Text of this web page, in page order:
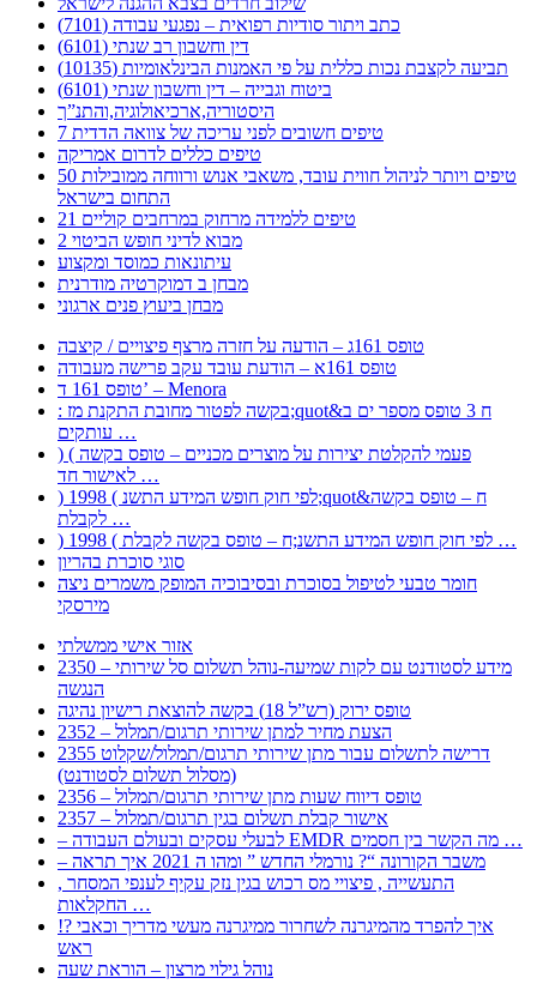
כתב ויתור סודיות רפואית – נפגעי עבודה (7101)
דין וחשבון רב שנתי (6101)
תביעה לקצבת נכות כללית על פי האמנות הבינלאומיות (10135)
ביטוח וגבייה – דין וחשבון שנתי (6101)
היסטוריה,ארכיאולוגיה,והתנ”ך
7 טיפים חשובים לפני עריכה של צוואה הדדית
טיפים כללים לדרום אמריקה
50 טיפים ויותר לניהול חווית עובד, משאבי אנוש ורווחה ממובילות
התחום בישראל
21 טיפים ללמידה מרחוק במרחבים קוליים
מבוא לדיני חופש הביטוי 2
עיתונאות כמוסד ומקצוע
מבחן ב דמוקרטיה מודרנית
מבחן ביעוץ פנים ארגוני
טופס 161ג – הודעה על חזרה מרצף פיצויים / קיצבה
טופס 161א – הודעת עובד עקב פרישה מעבודה
טופס 161 ד’ – Menora
: בקשה לפטור מחובת התקנת מז;quot&ח 3 טופס מספר ים ב
עותקים …
) ( פעמי להקלטת יצירות על מוצרים מכניים – טופס בקשה
לאישור חד …
) 1998 ( לפי חוק חופש המידע התשנ;quot&ח – טופס בקשה
לקבלת …
) 1998 ( לפי חוק חופש המידע התשנ;ח – טופס בקשה לקבלת …
סוגי סוכרת בהריון
חומר טבעי לטיפול בסוכרת ובסיבוכיה המופק משמרים ניצה
מירסקי
אזור אישי ממשלתי
2350 – מידע לסטודנט עם לקות שמיעה-נוהל תשלום סל שירותי
הנגשה
טופס ירוק (רש”ל 18) בקשה להוצאת רישיון נהיגה
2352 – הצעת מחיר למתן שירותי תרגום/תמלול
2355 דרישה לתשלום עבור מתן שירותי תרגום/תמלול/שקלוט
(מסלול תשלום לסטודנט)
2356 – טופס דיווח שעות מתן שירותי תרגום/תמלול
2357 – אישור קבלת תשלום בגין תרגום/תמלול
– לבעלי עסקים ובעולם העבודה EMDR מה הקשר בין חסמים …
– משבר הקורונה “? נורמלי החדש ” ומהו ה 2021 איך תראה
, התעשייה , פיצויי מס רכוש בגין נזק עקיף לענפי המסחר
החקלאות …
!? איך להפרד מהמיגרנה לשחרור ממיגרנה מעשי מדריך וכאבי
ראש
נוהל גילוי מרצון – הוראת שעה